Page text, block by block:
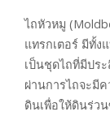
ไถหัวหมู
แทรกเตอร์ มีทั้ง
เป็นชุดไถที่มีปร
ผ่านการไถจะมี
ดินเพื่อให้ดินร่ว